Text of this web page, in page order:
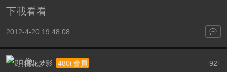
下載看看
2012-4-20 19:48:08
92 F
桃花梦影 480i 會員